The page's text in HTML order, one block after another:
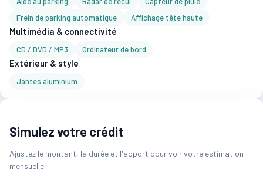
Frein de parking automatique
Affichage tête haute
Multimédia & connectivité
CD / DVD / MP3 Ordinateur de bord
Extérieur & style
Jantes aluminium
Simulez votre crédit
Ajustez le montant, la durée et l'apport pour voir votre estimation
mensuelle.